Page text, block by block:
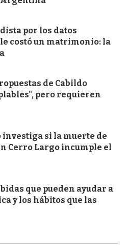
por los datos
costó un matrimonio: la
de Cabildo
pero requieren
si la muerte de
Cerro Largo incumple el
que pueden ayudar a
y los hábitos que las